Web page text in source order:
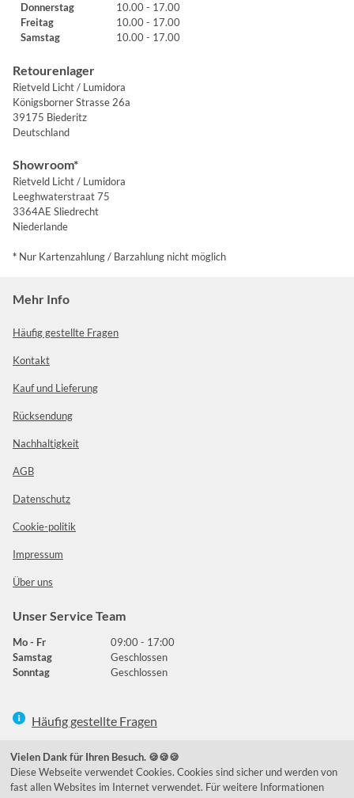
Donnerstag
10.00 - 17.00
Freitag
10.00 - 17.00
Samstag
10.00 - 17.00
Retourenlager
Rietveld Licht / Lumidora
Königsborner Strasse 26a
39175 Biederitz
Deutschland
Showroom*
Rietveld Licht / Lumidora
Leeghwaterstraat 75
3364AE Sliedrecht
Niederlande
* Nur Kartenzahlung / Barzahlung nicht möglich
Mehr Info
Häufig gestellte Fragen
Kontakt
Kauf und Lieferung
Rücksendung
Nachhaltigkeit
AGB
Datenschutz
Cookie-politik
Impressum
Über uns
Unser Service Team
Mo - Fr
09:00 - 17:00
Samstag
Geschlossen
Sonntag
Geschlossen
Häufig gestellte Fragen
039292 - 678215
de@lumidora.com
Vielen Dank für Ihren Besuch. 🍪🍪🍪
Diese Webseite verwendet Cookies. Cookies sind sicher und werden von
fast allen Websites im Internet verwendet. Für weitere Informationen